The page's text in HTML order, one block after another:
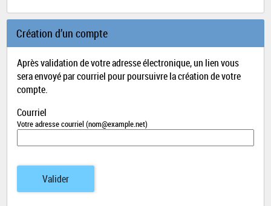
Création d’un compte
Après validation de votre adresse électronique, un lien vous
sera envoyé par courriel pour poursuivre la création de votre
compte.
Courriel
Votre adresse courriel (nom@example.net)
Valider